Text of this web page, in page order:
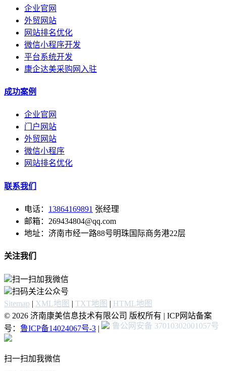
企业官网
外贸网站
网站排名优化
微信小程序开发
平台系统开发
康企达美采购网入驻
成功案例
企业官网
门户网站
外贸网站
微信小程序
网站排名优化
联系我们
电话： 13864169891 张经理
邮箱：269434804@qq.com
地址：济南市经一路88号明珠国际商务港22层
关注我们
扫一扫加我微信
扫码关注公众号
Sitemap | XML地图 | TXT地图 | HTML地图
© 2026 济南康美信息技术有限公司 版权所有 | ICP网站备案
号： 鲁ICP备14024067号-3 | 鲁公网安备 37010302001057号
扫一扫加我微信